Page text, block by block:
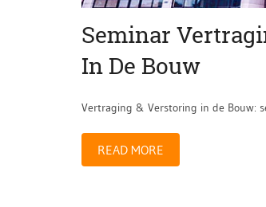
Seminar
In De Bouw
Vertraging & Verstoring in de Bouw:
READ MORE